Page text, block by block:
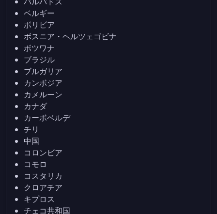
ベルギー
ボリビア
ボスニア・ヘルツェゴビナ
ボツワナ
ブラジル
ブルガリア
カンボジア
カメルーン
カナダ
カーボベルデ
チリ
中国
コロンビア
コモロ
コスタリカ
クロアチア
キプロス
チェコ共和国